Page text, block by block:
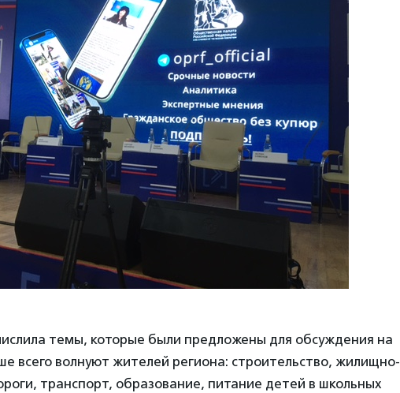
темы, которые были предложены для обсуждения на
всего волнуют жителей региона: строительство, жилищно-
транспорт, образование, питание детей в школьных